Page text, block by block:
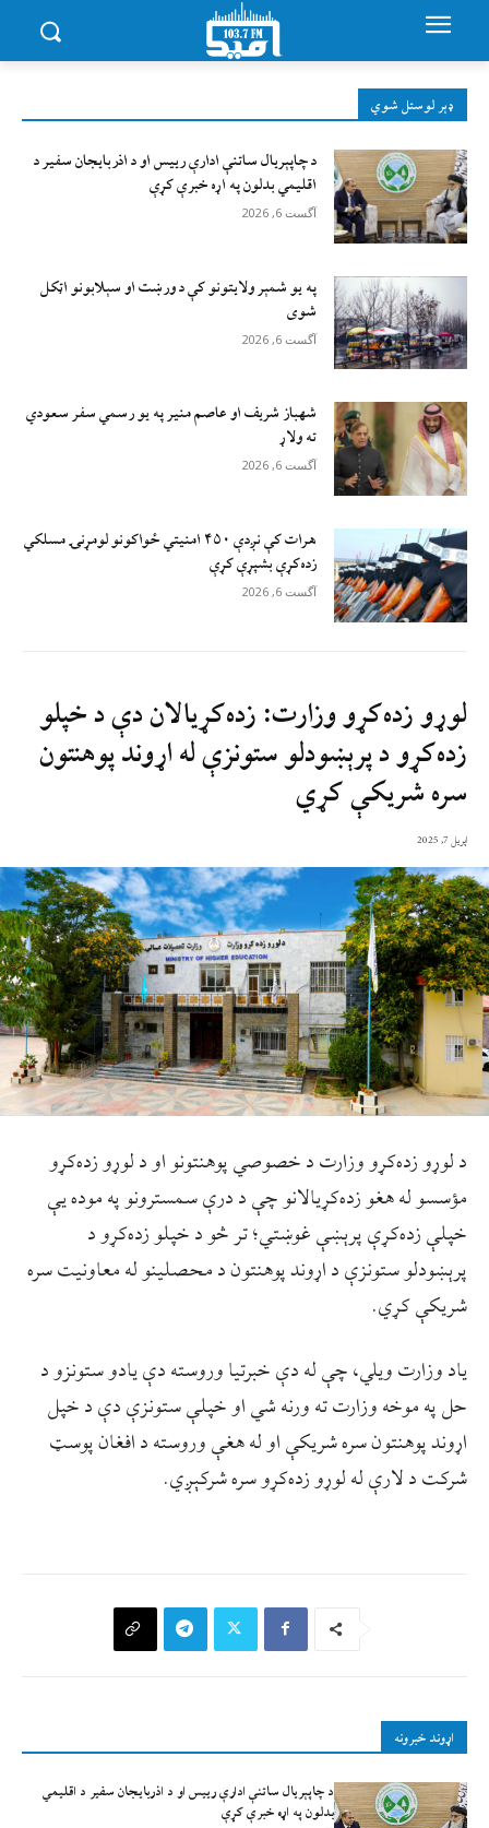
ډېر لوستل شوي
د چاپېریال ساتنې ادارې رییس او د اذربایجان سفیر د
اقلیمي بدلون په اړه خبرې کړې
آگست 6, 2026
په یو شمېر ولایتونو کې د ورښت او سېلابونو اټکل
شوی
آگست 6, 2026
شهباز شریف او عاصم منیر په یو رسمي سفر سعودي
ته ولاړ
آگست 6, 2026
هرات کې نږدې ۴۵۰ امنيتي ځواکونو لومړنۍ مسلکي
زده‌کړې بشپړې کړې
آگست 6, 2026
لوړو زده‌کړو وزارت: زده‌کړيالان دې د خپلو
زده‌کړو د پرېښودلو ستونزې له اړوند پوهنتون
سره شريکې کړي
اپریل 7, 2025
د لوړو زده‌کړو وزارت د خصوصي پوهنتونو او د لوړو زده‌کړو
مؤسسو له هغو زده‌کړيالانو چې د درې سمسترونو په موده يې
خپلې زده‌کړې پرېښې غوښتي؛ تر څو د خپلو زده‌کړو د
پرېښودلو ستونزې د اړوند پوهنتون د محصلينو له معاونيت سره
شريکې کړي.
ياد وزارت ويلي، چې له دې خبرتيا وروسته دې يادو ستونزو د
حل په موخه وزارت ته ورنه شي او خپلې ستونزې دې د خپل
اړوند پوهنتون سره شريکې او له هغې وروسته د افغان پوسټ
شرکت د لارې له لوړو زده‌کړو سره شرکېږي.
اړوند خبرونه
د چاپېریال ساتنې ادارې رییس او د اذربایجان سفیر د اقلیمي
بدلون په اړه خبرې کړې